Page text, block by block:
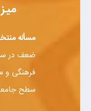
مسأله
ضعف در
فرهنگی و
سطح